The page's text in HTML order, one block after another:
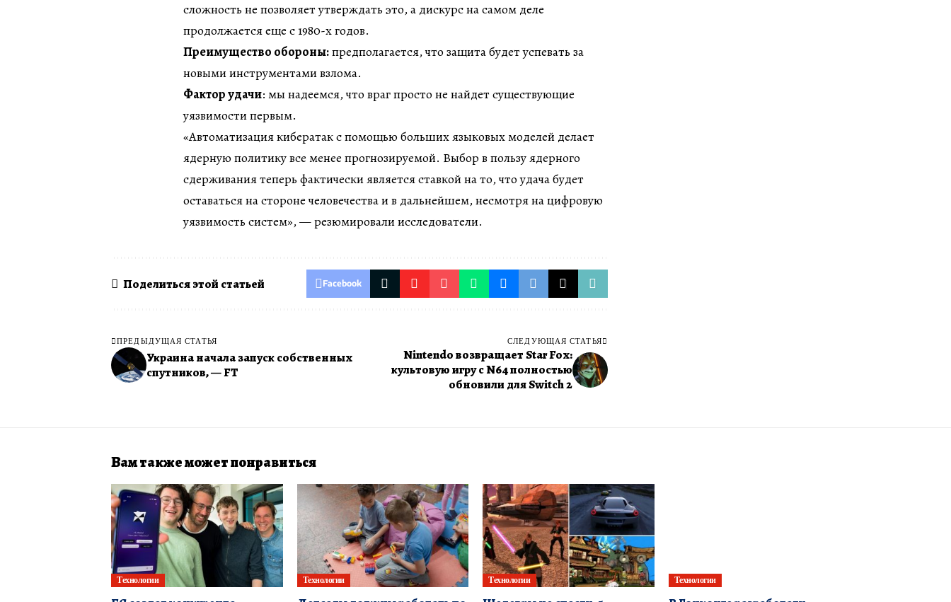
сложность не позволяет утверждать это, а дискурс на самом деле
продолжается еще с 1980-х годов.
Преимущество обороны:предполагается, что защита будет успевать за
новыми инструментами взлома.
Фактор удачи: мы надеемся, что враг просто не найдет существующие
уязвимости первым.
«Автоматизация кибератак с помощью больших языковых моделей делает
ядерную политику все менее прогнозируемой. Выбор в пользу ядерного
сдерживания теперь фактически является ставкой на то, что удача будет
оставаться на стороне человечества и в дальнейшем, несмотря на цифровую
уязвимость систем», — резюмировали исследователи.
Поделиться этой статьей Facebook
ПРЕДЫДУЩАЯ СТАТЬЯ
Украина начала запуск собственных
спутников, — FT
СЛЕДУЮЩАЯ СТАТЬЯ
Nintendo возвращает Star Fox:
культовую игру с N64 полностью
обновили для Switch 2
Вам также может понравиться
Технологии Технологии Технологии Технологии